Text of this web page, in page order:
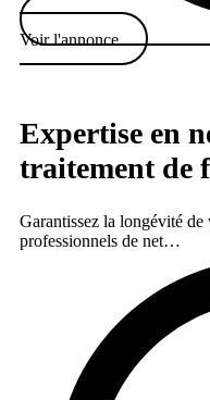
Voir l'annonce
Expertise en
traitement de
Garantissez la longévité de
professionnels de net…